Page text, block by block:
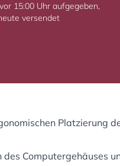
15:00 Uhr aufgegeben,
versendet
Platzierung